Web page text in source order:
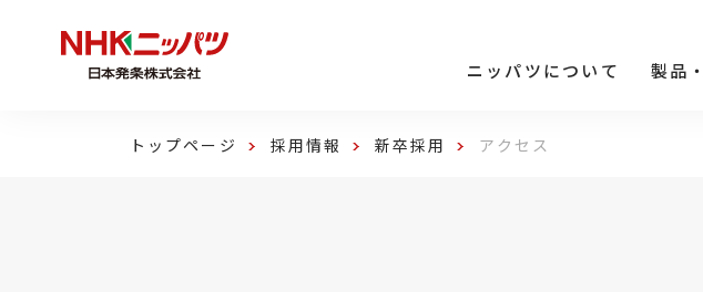
ニッパツについて 製品
トップページ 採用情報 新卒採用 アクセス